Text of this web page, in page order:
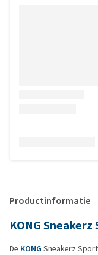
Productinformatie
KONG
De KONG Sneakerz